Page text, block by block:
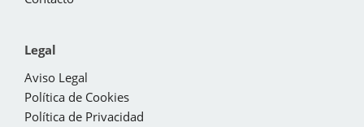
Legal
Aviso Legal
Política de Cookies
Política de Privacidad